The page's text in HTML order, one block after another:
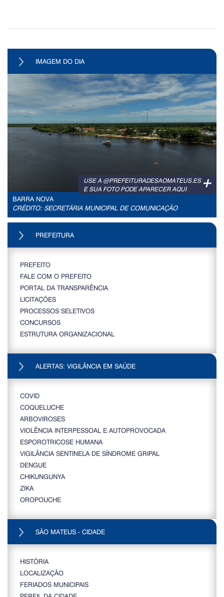
IMAGEM DO DIA
+
USE A @PREFEITURADESAOMATEUS.ES
E SUA FOTO PODE APARECER AQUI
BARRA NOVA
CRÉDITO: SECRETÁRIA MUNICIPAL DE COMUNICAÇÃO
PREFEITURA
PREFEITO
FALE COM O PREFEITO
PORTAL DA TRANSPARÊNCIA
LICITAÇÕES
PROCESSOS SELETIVOS
CONCURSOS
ESTRUTURA ORGANIZACIONAL
ALERTAS: VIGILÂNCIA EM SAÚDE
COVID
COQUELUCHE
ARBOVIROSES
VIOLÊNCIA INTERPESSOAL E AUTOPROVOCADA
ESPOROTRICOSE HUMANA
VIGILÂNCIA SENTINELA DE SÍNDROME GRIPAL
DENGUE
CHIKUNGUNYA
ZIKA
OROPOUCHE
SÃO MATEUS - CIDADE
HISTÓRIA
LOCALIZAÇÃO
FERIADOS MUNICIPAIS